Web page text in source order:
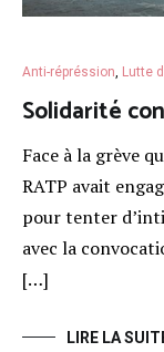
Anti-répréssion, Lutte
Solidarité
Face à la grève
RATP avait
pour tenter
avec la
[…]
LIRE LA